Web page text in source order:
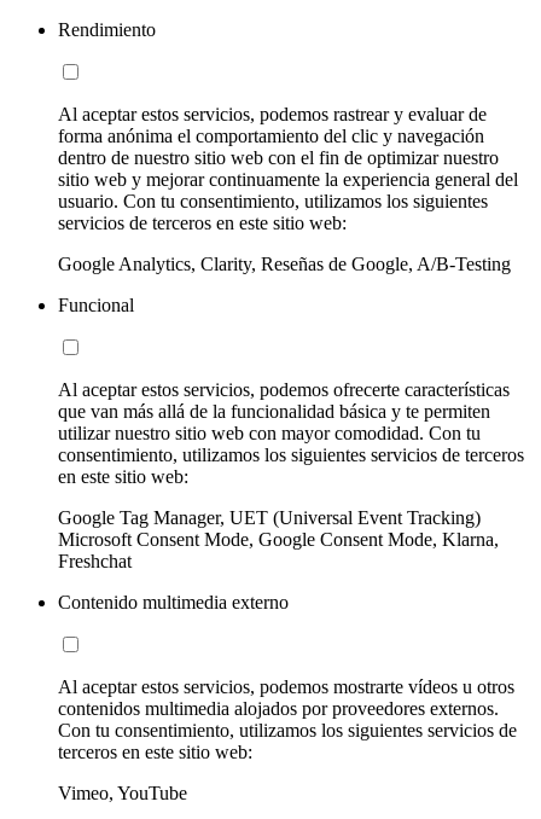
Rendimiento
Al aceptar estos servicios, podemos rastrear y evaluar de
forma anónima el comportamiento del clic y navegación
dentro de nuestro sitio web con el fin de optimizar nuestro
sitio web y mejorar continuamente la experiencia general del
usuario. Con tu consentimiento, utilizamos los siguientes
servicios de terceros en este sitio web:
Google Analytics, Clarity, Reseñas de Google, A/B-Testing
Funcional
Al aceptar estos servicios, podemos ofrecerte características
que van más allá de la funcionalidad básica y te permiten
utilizar nuestro sitio web con mayor comodidad. Con tu
consentimiento, utilizamos los siguientes servicios de terceros
en este sitio web:
Google Tag Manager, UET (Universal Event Tracking)
Microsoft Consent Mode, Google Consent Mode, Klarna,
Freshchat
Contenido multimedia externo
Al aceptar estos servicios, podemos mostrarte vídeos u otros
contenidos multimedia alojados por proveedores externos.
Con tu consentimiento, utilizamos los siguientes servicios de
terceros en este sitio web:
Vimeo, YouTube